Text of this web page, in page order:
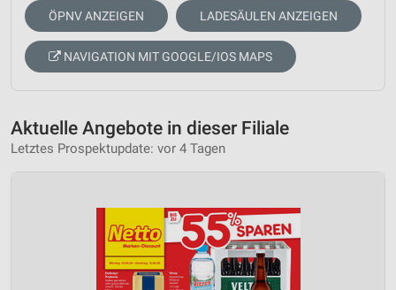
ÖPNV ANZEIGEN LADESÄULEN ANZEIGEN
NAVIGATION MIT GOOGLE/IOS MAPS
Aktuelle Angebote in dieser Filiale
Letztes Prospektupdate: vor 4 Tagen